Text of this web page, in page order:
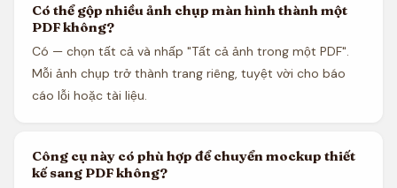
Có thể gộp nhiều ảnh chụp màn hình thành một
PDF không?
Có — chọn tất cả và nhấp "Tất cả ảnh trong một PDF".
Mỗi ảnh chụp trở thành trang riêng, tuyệt vời cho báo
cáo lỗi hoặc tài liệu.
Công cụ này có phù hợp để chuyển mockup thiết
kế sang PDF không?